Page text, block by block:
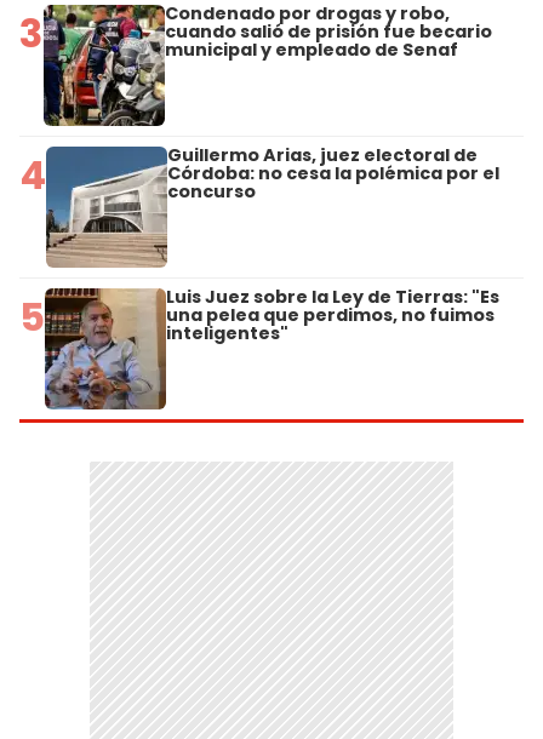
3 Condenado por drogas y robo,
cuando salió de prisión fue becario
municipal y empleado de Senaf
4 Guillermo Arias, juez electoral de
Córdoba: no cesa la polémica por el
concurso
5 Luis Juez sobre la Ley de Tierras: "Es
una pelea que perdimos, no fuimos
inteligentes"